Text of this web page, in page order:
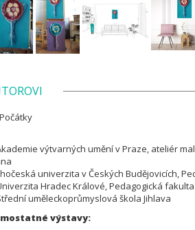
výtvarných umění v Praze, ateliér
univerzita v Českých Budějovicích,
Hradec Králové, Pedagogická fakulta
uměleckoprůmyslová škola Jihlava
výstavy: